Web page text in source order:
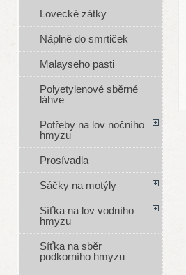
Lovecké zátky
Náplně do smrtiček
Malayseho pasti
Polyetylenové sběrné
láhve
Potřeby na lov nočního
hmyzu
Prosívadla
Sáčky na motýly
Síťka na lov vodního
hmyzu
Síťka na sběr
podkorního hmyzu